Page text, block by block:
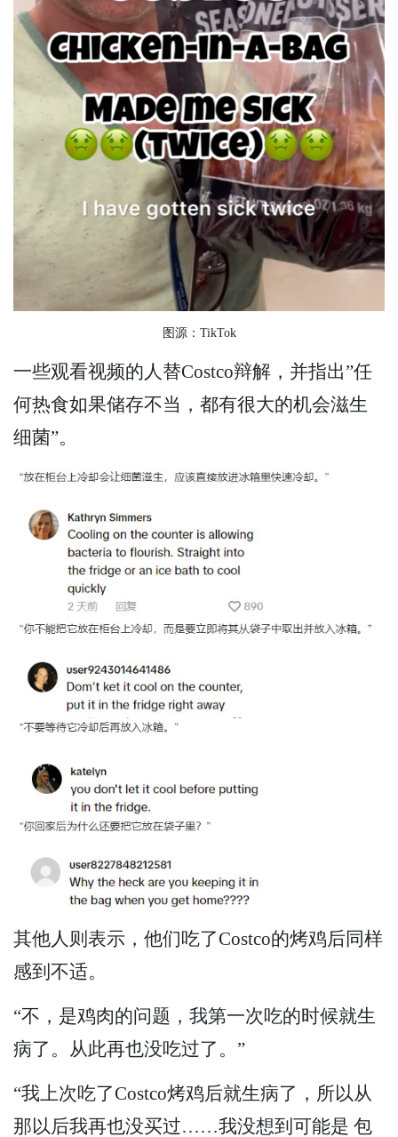
图源：TikTok
一些观看视频的人替Costco辩解，并指出”任
何热食如果储存不当，都有很大的机会滋生
细菌”。
其他人则表示，他们吃了Costco的烤鸡后同样
感到不适。
“不，是鸡肉的问题，我第一次吃的时候就生
病了。从此再也没吃过了。”
“我上次吃了Costco烤鸡后就生病了，所以从
那以后我再也没买过……我没想到可能是 包